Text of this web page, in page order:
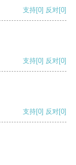
支持[0] 反对[0]
支持[0] 反对[0]
支持[0] 反对[0]